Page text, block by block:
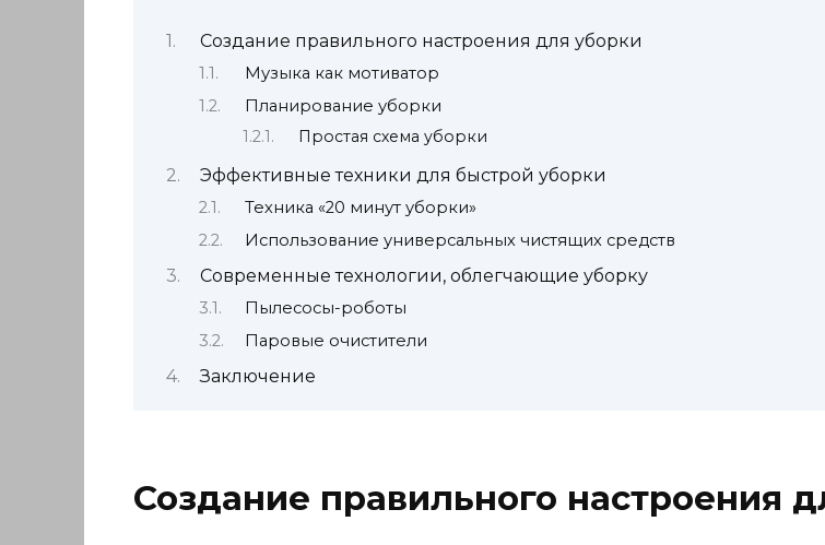
Создание правильного настроения для уборки
Музыка как мотиватор
Планирование уборки
Простая схема уборки
Эффективные техники для быстрой уборки
Техника «20 минут уборки»
Использование универсальных чистящих средств
Современные технологии, облегчающие уборку
Пылесосы-роботы
Паровые очистители
Заключение
Создание правильного настроения